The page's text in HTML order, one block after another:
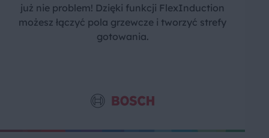
już nie problem! Dzięki funkcji FlexInduction
możesz łączyć pola grzewcze i tworzyć strefy
gotowania.